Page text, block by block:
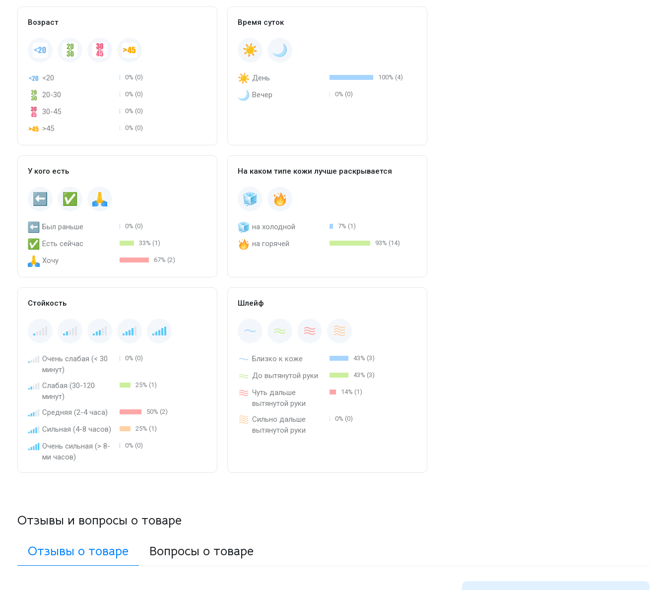
Возраст
<20 0% (0)
20-30 0% (0)
30-45 0% (0)
>45 0% (0)
Время суток
День 100% (4)
Вечер 0% (0)
У кого есть
Был раньше 0% (0)
Есть сейчас 33% (1)
Хочу 67% (2)
На каком типе кожи лучше раскрывается
на холодной 7% (1)
на горячей 93% (14)
Стойкость
Очень слабая (< 30
минут)
0% (0)
Слабая (30-120
минут)
25% (1)
Средняя (2-4 часа) 50% (2)
Сильная (4-8 часов) 25% (1)
Очень сильная (> 8-
ми часов)
0% (0)
Шлейф
Близко к коже 43% (3)
До вытянутой руки 43% (3)
Чуть дальше
вытянутой руки
14% (1)
Сильно дальше
вытянутой руки
0% (0)
Отзывы и вопросы о товаре
Отзывы о товаре
Вопросы о товаре